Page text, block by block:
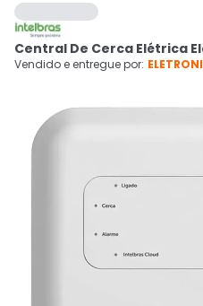
 Departamentos
Cupons

Central De Cerca Elétrica
Vendido e entregue por: